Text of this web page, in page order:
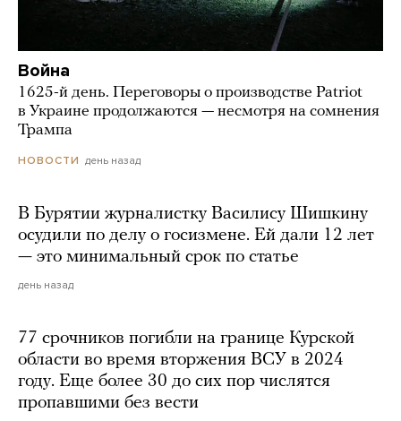
Война
1625-й день. Переговоры о производстве Patriot
в Украине продолжаются — несмотря на сомнения
Трампа
НОВОСТИ день назад
В Бурятии журналистку Василису Шишкину
осудили по делу о госизмене. Ей дали 12 лет
— это минимальный срок по статье
день назад
77 срочников погибли на границе Курской
области во время вторжения ВСУ в 2024
году. Еще более 30 до сих пор числятся
пропавшими без вести